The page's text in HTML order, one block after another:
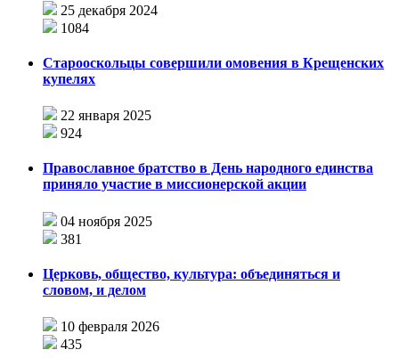
25 декабря 2024
1084
Старооскольцы совершили омовения в Крещенских
купелях
22 января 2025
924
Православное братство в День народного единства
приняло участие в миссионерской акции
04 ноября 2025
381
Церковь, общество, культура: объединяться и
словом, и делом
10 февраля 2026
435